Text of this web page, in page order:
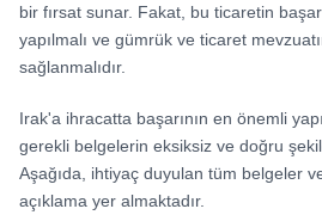
bir fırsat sunar. Fakat, bu ticaretin
yapılmalı ve gümrük ve ticaret
sağlanmalıdır.
Irak'a ihracatta başarının en önemli
gerekli belgelerin eksiksiz ve doğru
Aşağıda, ihtiyaç duyulan tüm belgeler
açıklama yer almaktadır.